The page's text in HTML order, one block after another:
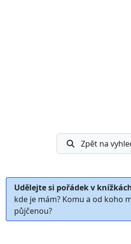
Zpět na
Udělejte si pořádek v
kde je mám? Komu a od koho
půjčenou?